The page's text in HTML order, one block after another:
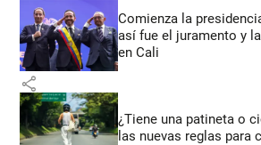
Comienza la
así fue el juramento y
en Cali
share
¿Tiene una patineta o
las nuevas reglas para